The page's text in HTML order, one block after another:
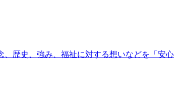
歴史、強み、福祉に対する想いなどを「安心